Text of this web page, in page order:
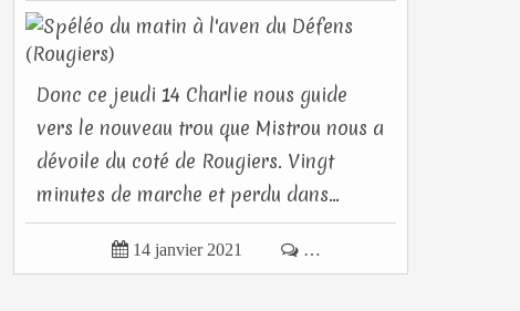
Donc ce jeudi 14 Charlie nous guide
vers le nouveau trou que Mistrou nous a
dévoile du coté de Rougiers. Vingt
minutes de marche et perdu dans...
 14 janvier 2021  …